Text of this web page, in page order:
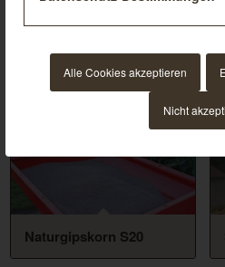
Alle Cookies akzeptieren
Nicht
Mischkalk mit Schwefel
Naturgipskorn S20